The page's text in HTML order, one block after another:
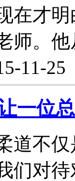
在才
师。他
11-
一位
道不
们对